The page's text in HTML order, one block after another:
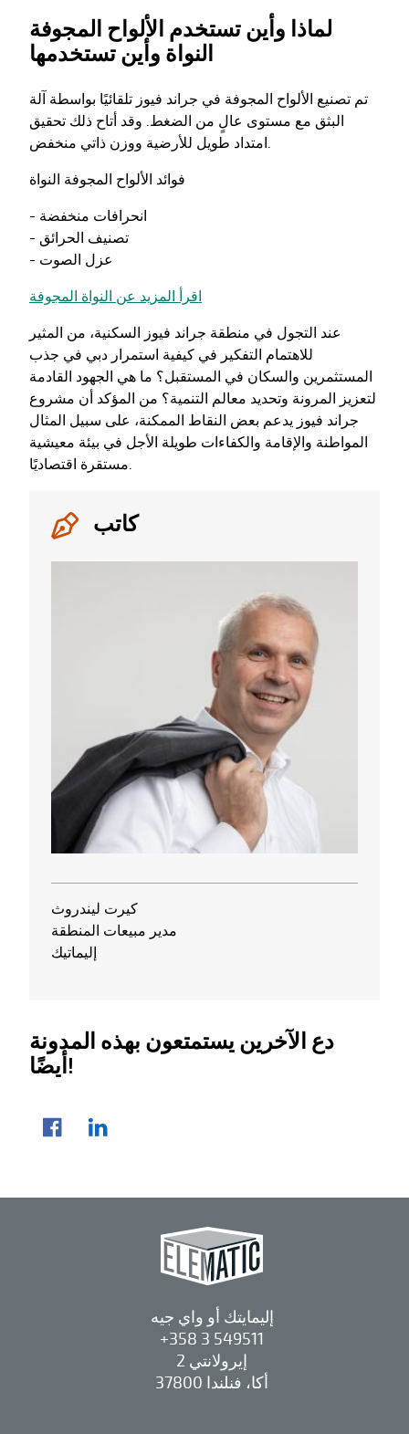
لماذا وأين تستخدم الألواح المجوفة
النواة وأين تستخدمها
تم تصنيع الألواح المجوفة في جراند فيوز تلقائيًا بواسطة آلة
البثق مع مستوى عالٍ من الضغط. وقد أتاح ذلك تحقيق
امتداد طويل للأرضية ووزن ذاتي منخفض.
فوائد الألواح المجوفة النواة
- انحرافات منخفضة
- تصنيف الحرائق
- عزل الصوت
اقرأ المزيد عن النواة المجوفة
عند التجول في منطقة جراند فيوز السكنية، من المثير
للاهتمام التفكير في كيفية استمرار دبي في جذب
المستثمرين والسكان في المستقبل؟ ما هي الجهود القادمة
لتعزيز المرونة وتحديد معالم التنمية؟ من المؤكد أن مشروع
جراند فيوز يدعم بعض النقاط الممكنة، على سبيل المثال
المواطنة والإقامة والكفاءات طويلة الأجل في بيئة معيشية
مستقرة اقتصاديًا.
كاتب
كيرت ليندروث
مدير مبيعات المنطقة
إليماتيك
دع الآخرين يستمتعون بهذه المدونة
أيضًا!
مشاركة المقال
فيسبوكلينكد إن
إليمايتك أو واي جيه
+358 3 549511
إيرولانتي 2
37800 أكا، فنلندا